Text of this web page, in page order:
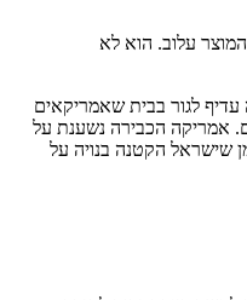
עלוב. הוא לא
לגור בבית שאמריקאים
אמריקה הכבירה נשענת על
שישראל הקטנה בנויה על